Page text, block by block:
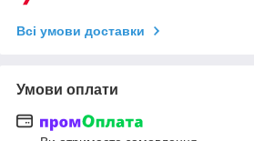
Всі умови доставки
Умови оплати